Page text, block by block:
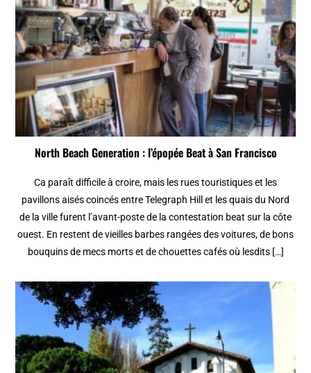
North Beach Generation : l’épopée Beat à San Francisco
Ca paraît difficile à croire, mais les rues touristiques et les
pavillons aisés coincés entre Telegraph Hill et les quais du Nord
de la ville furent l’avant-poste de la contestation beat sur la côte
ouest. En restent de vieilles barbes rangées des voitures, de bons
bouquins de mecs morts et de chouettes cafés où lesdits […]